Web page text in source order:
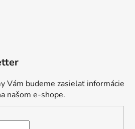
Vám budeme zasielať informácie
našom e-shope.